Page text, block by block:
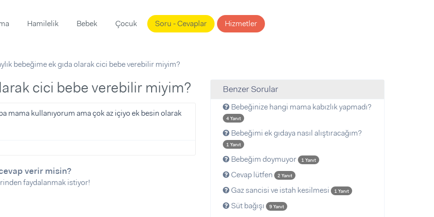
Hamilelik Bebek Çocuk Soru - Cevaplar Hizmetler
bebeğime ek gıda olarak cici bebe verebilir miyim?
cici bebe verebilir miyim?
mama kullanıyorum ama çok az içiyo ek besin olarak
verir misin?
faydalanmak istiyor!
Benzer Sorular
Bebeğinize hangi mama kabızlık yapmadı?
4 Yanıt
Bebeğimi ek gıdaya nasıl alıştıracağım?
1 Yanıt
Bebeğim doymuyor 1 Yanıt
Cevap lütfen 2 Yanıt
Gaz sancisi ve istah kesilmesi 1 Yanıt
Süt bağışı 9 Yanıt